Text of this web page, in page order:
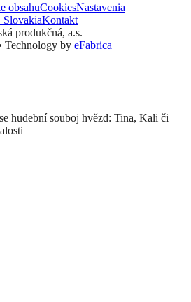
obsahuCookiesNastavenia
SlovakiaKontakt
produkčná, a.s.
Technology by eFabrica
hudební souboj hvězd: Tina, Kali či